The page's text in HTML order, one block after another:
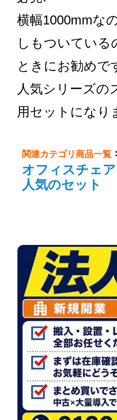
横幅1000mmな
しもついている
ときにお勧めで
人気シリーズの
用セットになり
関連カテゴリ商品一覧
オフィスチェ
人気のセット